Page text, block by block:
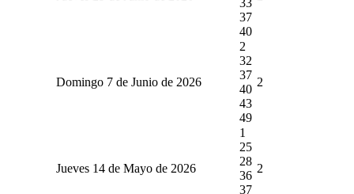
37
40
Domingo 7 de Junio de 2026
2
32
37
40
43
49
2
Jueves 14 de Mayo de 2026
1
25
28
36
37
2